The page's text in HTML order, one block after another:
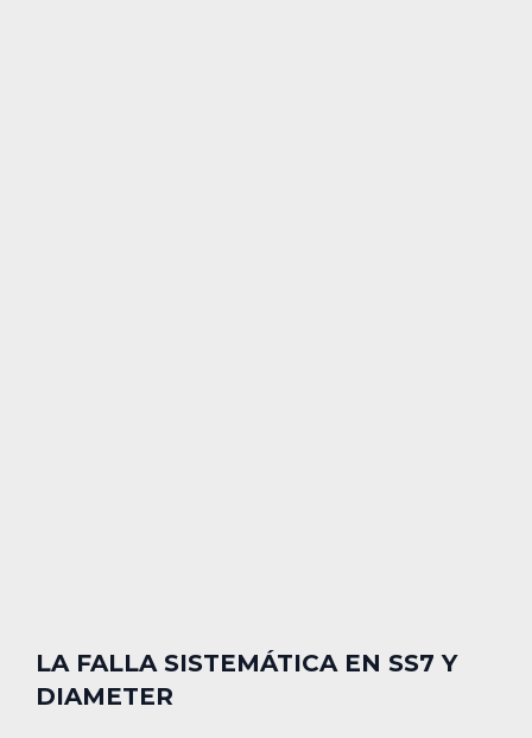
LA FALLA SISTEMÁTICA EN SS7 Y
DIAMETER